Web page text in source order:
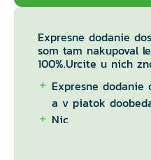
Expresne dodanie
som tam nakupoval
100%.Urcite u nich
Expresne
a v piatok
Nic